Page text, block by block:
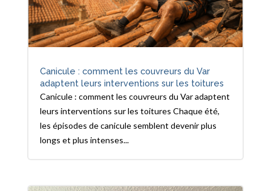
Canicule : comment les couvreurs du Var
adaptent leurs interventions sur les toitures
Canicule : comment les couvreurs du Var adaptent
leurs interventions sur les toitures Chaque été,
les épisodes de canicule semblent devenir plus
longs et plus intenses...